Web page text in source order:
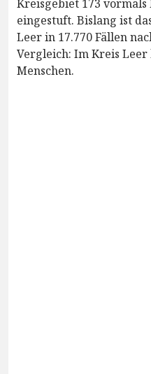
Kreisgebiet 173
eingestuft. Bislang ist
Leer in 17.770 Fällen
Vergleich: Im Kreis Leer
Menschen.